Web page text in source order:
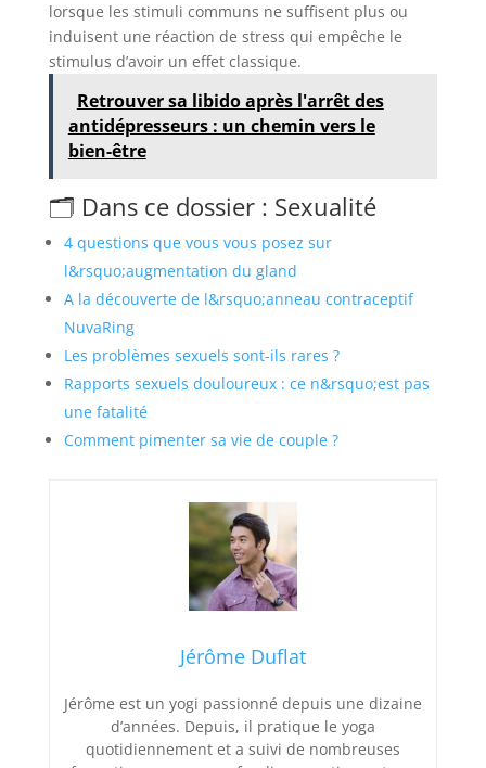
lorsque les stimuli communs ne suffisent plus ou
induisent une réaction de stress qui empêche le
stimulus d’avoir un effet classique.
Retrouver sa libido après l'arrêt des
antidépresseurs : un chemin vers le
bien-être
🗂️ Dans ce dossier : Sexualité
4 questions que vous vous posez sur
l&rsquo;augmentation du gland
A la découverte de l&rsquo;anneau contraceptif
NuvaRing
Les problèmes sexuels sont-ils rares ?
Rapports sexuels douloureux : ce n&rsquo;est pas
une fatalité
Comment pimenter sa vie de couple ?
Jérôme Duflat
Jérôme est un yogi passionné depuis une dizaine
d’années. Depuis, il pratique le yoga
quotidiennement et a suivi de nombreuses